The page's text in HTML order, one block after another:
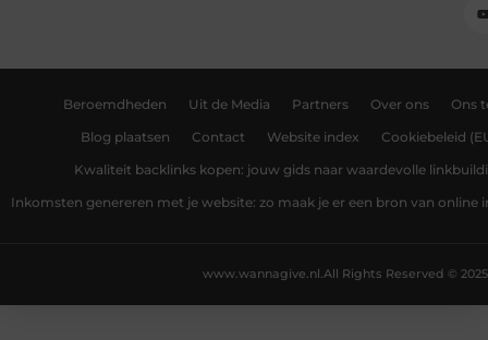
Beroemdheden Uit de Media Partners Over ons Ons
Blog plaatsen Contact Website index Cookiebeleid
Kwaliteit backlinks kopen: jouw gids naar waardevolle
Inkomsten genereren met je website: zo maak je er een bron van online
All Rights Reserved © 2025
www.wannagive.nl.